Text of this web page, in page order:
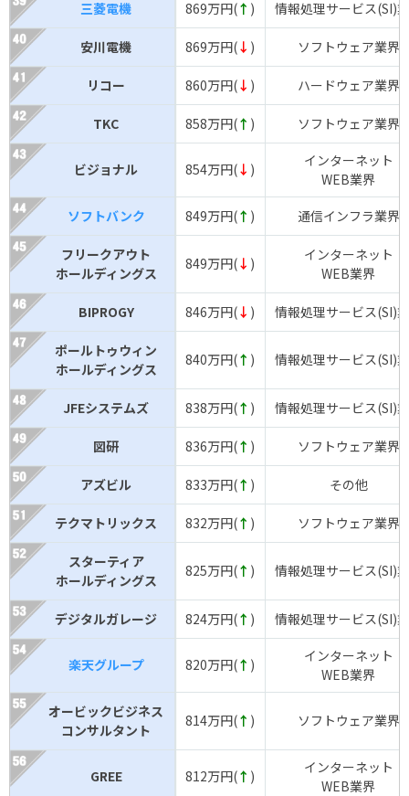
三菱電機 869万円(↑ ) 情報処理サービス(SI)
安川電機 869万円(↓ ) ソフトウェア業界
リコー 860万円(↓ ) ハードウェア業界
TKC 858万円(↑ ) ソフトウェア業界
ビジョナル 854万円(↓ )
インターネット
WEB業界
ソフトバンク
849万円(↑ ) 通信インフラ業界
フリークアウト
ホールディングス
849万円(↓ )
インターネット
WEB業界
BIPROGY 846万円(↓ ) 情報処理サービス(SI)
ポールトゥウィン
ホールディングス
840万円(↑ ) 情報処理サービス(SI)
JFEシステムズ 838万円(↑ ) 情報処理サービス(SI)
図研 836万円(↑ ) ソフトウェア業界
アズビル 833万円(↑ ) その他
テクマトリックス 832万円(↑ ) ソフトウェア業界
スターティア
ホールディングス
825万円(↑ ) 情報処理サービス(SI)
デジタルガレージ 824万円(↑ ) 情報処理サービス(SI)
楽天グループ 820万円(↑ )
インターネット
WEB業界
オービックビジネス
コンサルタント
814万円(↑ ) ソフトウェア業界
GREE 812万円(↑ )
インターネット
WEB業界